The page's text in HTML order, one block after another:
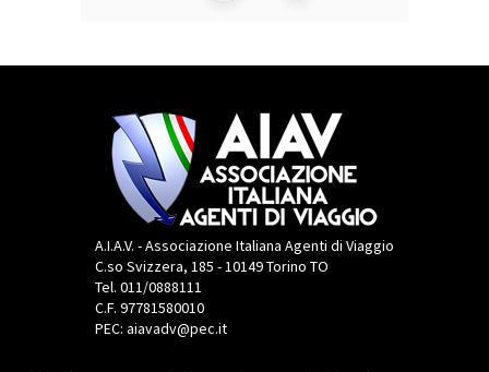
A.I.A.V. - Associazione Italiana Agenti di Viaggio
C.so Svizzera, 185 - 10149 Torino TO
Tel. 011/0888111
C.F. 97781580010
PEC: aiavadv@pec.it